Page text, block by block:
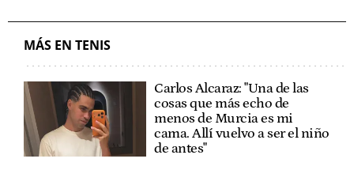
MÁS EN TENIS
Carlos Alcaraz: "Una de las
cosas que más echo de
menos de Murcia es mi
cama. Allí vuelvo a ser el niño
de antes"